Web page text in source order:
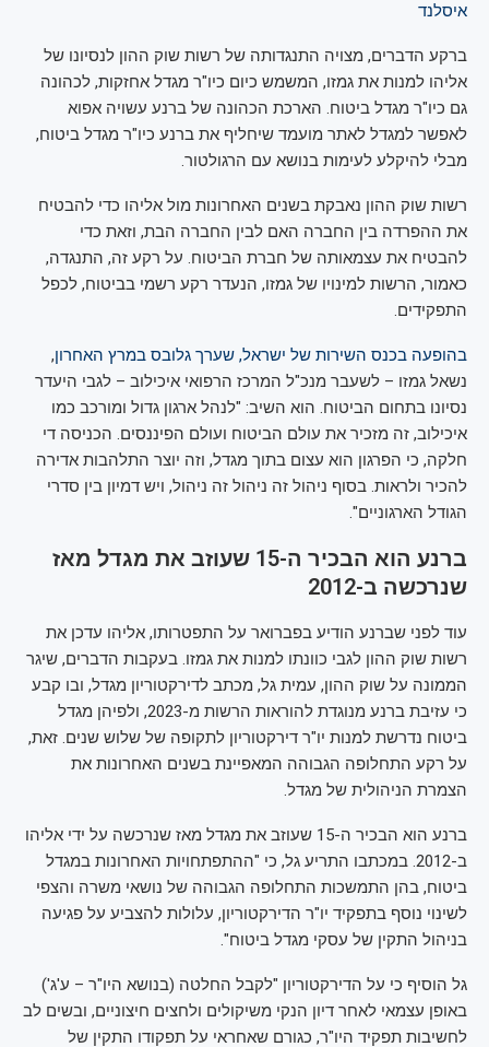
איסלנד
ברקע הדברים, מצויה התנגדותה של רשות שוק ההון לנסיונו של
אליהו למנות את גמזו, המשמש כיום כיו"ר מגדל אחזקות, לכהונה
גם כיו"ר מגדל ביטוח. הארכת הכהונה של ברנע עשויה אפוא
לאפשר למגדל לאתר מועמד שיחליף את ברנע כיו"ר מגדל ביטוח,
מבלי להיקלע לעימות בנושא עם הרגולטור.
רשות שוק ההון נאבקת בשנים האחרונות מול אליהו כדי להבטיח
את ההפרדה בין החברה האם לבין החברה הבת, וזאת כדי
להבטיח את עצמאותה של חברת הביטוח. על רקע זה, התנגדה,
כאמור, הרשות למינויו של גמזו, הנעדר רקע רשמי בביטוח, לכפל
התפקידים.
בהופעה בכנס השירות של ישראל, שערך גלובס במרץ האחרון,
נשאל גמזו – לשעבר מנכ"ל המרכז הרפואי איכילוב – לגבי היעדר
נסיונו בתחום הביטוח. הוא השיב: "לנהל ארגון גדול ומורכב כמו
איכילוב, זה מזכיר את עולם הביטוח ועולם הפיננסים. הכניסה די
חלקה, כי הפרגון הוא עצום בתוך מגדל, וזה יוצר התלהבות אדירה
להכיר ולראות. בסוף ניהול זה ניהול זה ניהול, ויש דמיון בין סדרי
הגודל הארגוניים".
ברנע הוא הבכיר ה-15 שעוזב את מגדל מאז
שנרכשה ב-2012
עוד לפני שברנע הודיע בפברואר על התפטרותו, אליהו עדכן את
רשות שוק ההון לגבי כוונתו למנות את גמזו. בעקבות הדברים, שיגר
הממונה על שוק ההון, עמית גל, מכתב לדירקטוריון מגדל, ובו קבע
כי עזיבת ברנע מנוגדת להוראות הרשות מ-2023, ולפיהן מגדל
ביטוח נדרשת למנות יו"ר דירקטוריון לתקופה של שלוש שנים. זאת,
על רקע התחלופה הגבוהה המאפיינת בשנים האחרונות את
הצמרת הניהולית של מגדל.
ברנע הוא הבכיר ה-15 שעוזב את מגדל מאז שנרכשה על ידי אליהו
ב-2012. במכתבו התריע גל, כי "ההתפתחויות האחרונות במגדל
ביטוח, בהן התמשכות התחלופה הגבוהה של נושאי משרה והצפי
לשינוי נוסף בתפקיד יו"ר הדירקטוריון, עלולות להצביע על פגיעה
בניהול התקין של עסקי מגדל ביטוח".
גל הוסיף כי על הדירקטוריון "לקבל החלטה (בנושא היו"ר – ע'ג')
באופן עצמאי לאחר דיון הנקי משיקולים ולחצים חיצוניים, ובשים לב
לחשיבות תפקיד היו"ר, כגורם שאחראי על תפקודו התקין של